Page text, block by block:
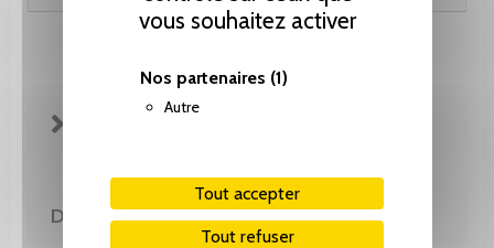
vous souhaitez activer
Nos partenaires (1)
Autre
Tout accepter
Tout refuser
DE LA MÊME COLLECTION